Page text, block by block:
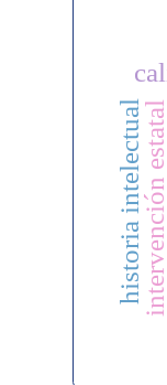
intervención estatal
historia intelectual